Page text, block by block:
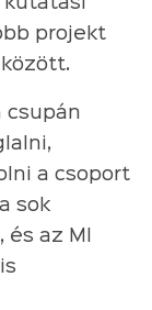
projekt
csupán
a csoport
sok
az MI